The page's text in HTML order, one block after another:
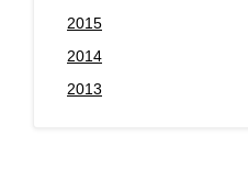
2015
2014
2013